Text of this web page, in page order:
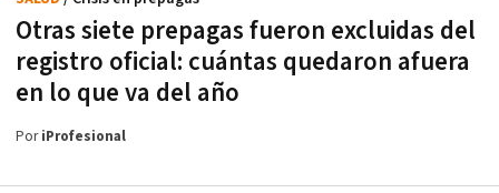
Otras siete prepagas fueron excluidas del
registro oficial: cuántas quedaron afuera
en lo que va del año
PoriProfesional